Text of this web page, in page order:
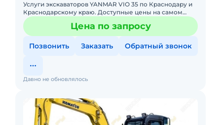
Услуги экскаваторов YANMAR VIO 35 по Краснодару и
Краснодарскому краю. Доступные цены на самом
высоком уровне, с гарантией качества и
оперативности выполнения р
Цена по запросу
Позвонить Заказать Обратный звонок
Давно не обновлялось